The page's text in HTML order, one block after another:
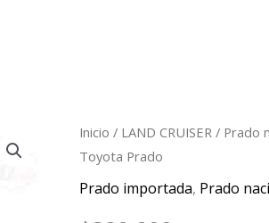
Inicio / LAND CRUISER / Prado
Toyota Prado
Prado importada, Prado
Base
De
Fan